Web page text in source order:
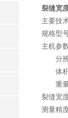
裂缝宽
主要技
规格
主机参
分辨
体积
重量
裂缝宽
测量